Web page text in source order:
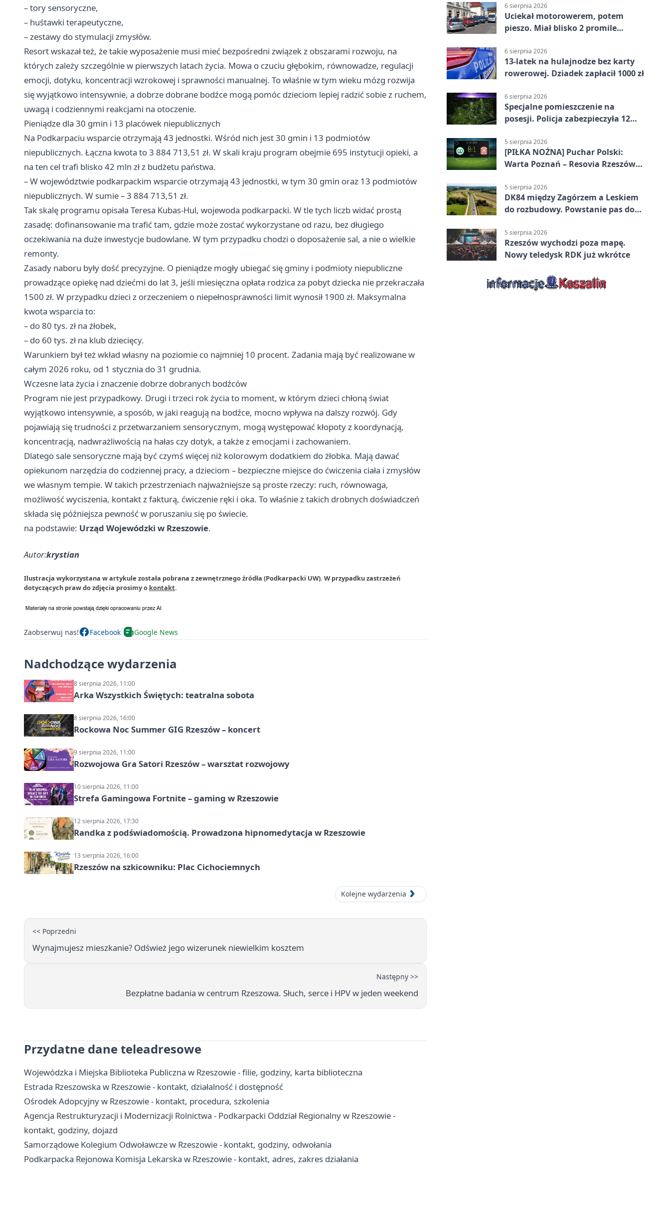
– tory sensoryczne,
– huśtawki terapeutyczne,
– zestawy do stymulacji zmysłów.
Resort wskazał też, że takie wyposażenie musi mieć bezpośredni związek z obszarami rozwoju, na
których zależy szczególnie w pierwszych latach życia. Mowa o czuciu głębokim, równowadze, regulacji
emocji, dotyku, koncentracji wzrokowej i sprawności manualnej. To właśnie w tym wieku mózg rozwija
się wyjątkowo intensywnie, a dobrze dobrane bodźce mogą pomóc dzieciom lepiej radzić sobie z ruchem,
uwagą i codziennymi reakcjami na otoczenie.
Pieniądze dla 30 gmin i 13 placówek niepublicznych
Na Podkarpaciu wsparcie otrzymają 43 jednostki. Wśród nich jest 30 gmin i 13 podmiotów
niepublicznych. Łączna kwota to 3 884 713,51 zł. W skali kraju program obejmie 695 instytucji opieki, a
na ten cel trafi blisko 42 mln zł z budżetu państwa.
– W województwie podkarpackim wsparcie otrzymają 43 jednostki, w tym 30 gmin oraz 13 podmiotów
niepublicznych. W sumie – 3 884 713,51 zł.
Tak skalę programu opisała Teresa Kubas-Hul, wojewoda podkarpacki. W tle tych liczb widać prostą
zasadę: dofinansowanie ma trafić tam, gdzie może zostać wykorzystane od razu, bez długiego
oczekiwania na duże inwestycje budowlane. W tym przypadku chodzi o doposażenie sal, a nie o wielkie
remonty.
Zasady naboru były dość precyzyjne. O pieniądze mogły ubiegać się gminy i podmioty niepubliczne
prowadzące opiekę nad dziećmi do lat 3, jeśli miesięczna opłata rodzica za pobyt dziecka nie przekraczała
1500 zł. W przypadku dzieci z orzeczeniem o niepełnosprawności limit wynosił 1900 zł. Maksymalna
kwota wsparcia to:
– do 80 tys. zł na żłobek,
– do 60 tys. zł na klub dziecięcy.
Warunkiem był też wkład własny na poziomie co najmniej 10 procent. Zadania mają być realizowane w
całym 2026 roku, od 1 stycznia do 31 grudnia.
Wczesne lata życia i znaczenie dobrze dobranych bodźców
Program nie jest przypadkowy. Drugi i trzeci rok życia to moment, w którym dzieci chłoną świat
wyjątkowo intensywnie, a sposób, w jaki reagują na bodźce, mocno wpływa na dalszy rozwój. Gdy
pojawiają się trudności z przetwarzaniem sensorycznym, mogą występować kłopoty z koordynacją,
koncentracją, nadwrażliwością na hałas czy dotyk, a także z emocjami i zachowaniem.
Dlatego sale sensoryczne mają być czymś więcej niż kolorowym dodatkiem do żłobka. Mają dawać
opiekunom narzędzia do codziennej pracy, a dzieciom – bezpieczne miejsce do ćwiczenia ciała i zmysłów
we własnym tempie. W takich przestrzeniach najważniejsze są proste rzeczy: ruch, równowaga,
możliwość wyciszenia, kontakt z fakturą, ćwiczenie ręki i oka. To właśnie z takich drobnych doświadczeń
składa się późniejsza pewność w poruszaniu się po świecie.
na podstawie: Urząd Wojewódzki w Rzeszowie.
Autor:krystian
Ilustracja wykorzystana w artykule została pobrana z zewnętrznego źródła (Podkarpacki UW). W przypadku zastrzeżeń
dotyczących praw do zdjęcia prosimy o kontakt.
Zaobserwuj nas! Facebook Google News
Nadchodzące wydarzenia
8 sierpnia 2026, 11:00
Arka Wszystkich Świętych: teatralna sobota
8 sierpnia 2026, 16:00
Rockowa Noc Summer GIG Rzeszów – koncert
9 sierpnia 2026, 11:00
Rozwojowa Gra Satori Rzeszów – warsztat rozwojowy
10 sierpnia 2026, 11:00
Strefa Gamingowa Fortnite – gaming w Rzeszowie
12 sierpnia 2026, 17:30
Randka z podświadomością. Prowadzona hipnomedytacja w Rzeszowie
13 sierpnia 2026, 16:00
Rzeszów na szkicowniku: Plac Cichociemnych
Kolejne wydarzenia
<< Poprzedni
Wynajmujesz mieszkanie? Odśwież jego wizerunek niewielkim kosztem
Następny >>
Bezpłatne badania w centrum Rzeszowa. Słuch, serce i HPV w jeden weekend
Przydatne dane teleadresowe
Wojewódzka i Miejska Biblioteka Publiczna w Rzeszowie - filie, godziny, karta biblioteczna
Estrada Rzeszowska w Rzeszowie - kontakt, działalność i dostępność
Ośrodek Adopcyjny w Rzeszowie - kontakt, procedura, szkolenia
Agencja Restrukturyzacji i Modernizacji Rolnictwa - Podkarpacki Oddział Regionalny w Rzeszowie -
kontakt, godziny, dojazd
Samorządowe Kolegium Odwoławcze w Rzeszowie - kontakt, godziny, odwołania
Podkarpacka Rejonowa Komisja Lekarska w Rzeszowie - kontakt, adres, zakres działania
6 sierpnia 2026
Uciekał motorowerem, potem
pieszo. Miał blisko 2 promile
6 sierpnia 2026
13-latek na hulajnodze bez karty
rowerowej. Dziadek zapłacił 1000 zł
6 sierpnia 2026
Specjalne pomieszczenie na
posesji. Policja zabezpieczyła 12
5 sierpnia 2026
[PIŁKA NOŻNA] Puchar Polski:
Warta Poznań – Resovia Rzeszów
pierwszoligowca
5 sierpnia 2026
DK84 między Zagórzem a Leskiem
do rozbudowy. Powstanie pas do
5 sierpnia 2026
Rzeszów wychodzi poza mapę.
Nowy teledysk RDK już wkrótce